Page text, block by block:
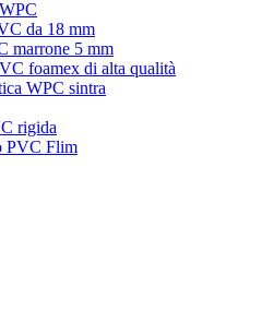
da 18 mm
marrone 5 mm
foamex di alta qualità
WPC sintra
rigida
PVC Flim